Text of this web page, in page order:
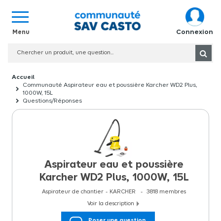
Connexion
Communauté Aspirateur eau et poussière Karcher WD2 Plus,
1000W, 15L
Questions/Réponses
Aspirateur eau et poussière
Karcher WD2 Plus, 1000W, 15L
Aspirateur de chantier KARCHER 3818 membres
Voir la description